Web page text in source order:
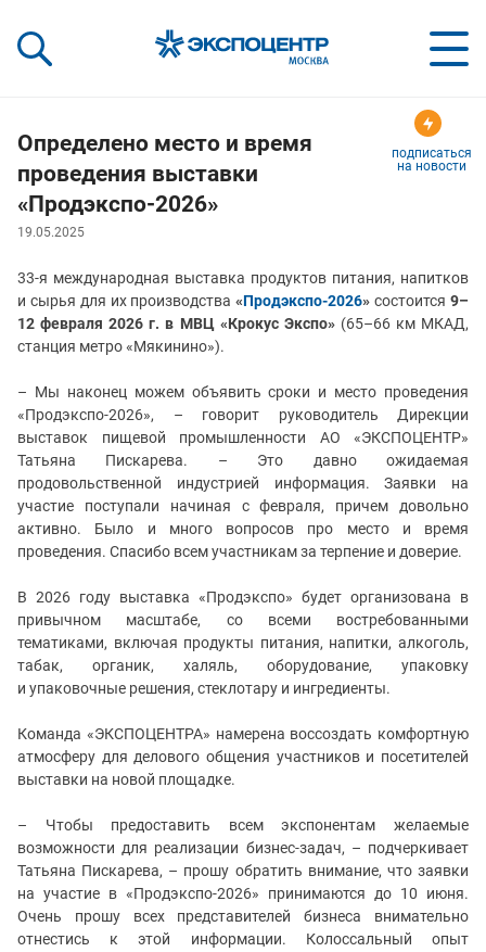
Shows:
a Key to Your Success
выставки вашего
подписаться
на новости
Определено место и время
проведения выставки
«Продэкспо-2026»
19.05.2025
33-я международная выставка продуктов питания, напитков
и сырья для их производства«Продэкспо-2026» состоится9–
12 февраля 2026 г. в МВЦ «Крокус Экспо»(65–66 км МКАД,
станция метро «Мякинино»).
– Мы наконец можем объявить сроки и место проведения
«Продэкспо-2026», – говорит руководитель Дирекции
выставок пищевой промышленности АО «ЭКСПОЦЕНТР»
Татьяна Пискарева. – Это давно ожидаемая
продовольственной индустрией информация. Заявки на
участие поступали начиная с февраля, причем довольно
активно. Было и много вопросов про место и время
проведения. Спасибо всем участникам за терпение и доверие.
В 2026 году выставка «Продэкспо» будет организована в
привычном масштабе, со всеми востребованными
тематиками, включая продукты питания, напитки, алкоголь,
табак, органик, халяль, оборудование, упаковку
и упаковочные решения, стеклотару и ингредиенты.
Команда «ЭКСПОЦЕНТРА» намерена воссоздать комфортную
атмосферу для делового общения участников и посетителей
выставки на новой площадке.
– Чтобы предоставить всем экспонентам желаемые
возможности для реализации бизнес-задач, – подчеркивает
Татьяна Пискарева, – прошу обратить внимание, что заявки
на участие в «Продэкспо-2026» принимаются до 10 июня.
Очень прошу всех представителей бизнеса внимательно
отнестись к этой информации. Колоссальный опыт